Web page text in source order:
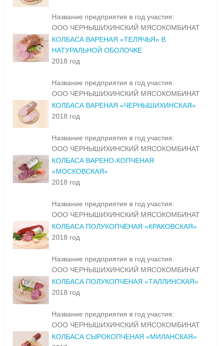
Название предприятия в год участия:
ООО ЧЕРНЫШИХИНСКИЙ МЯСОКОМБИНАТ
КОЛБАСА ВАРЕНАЯ «ТЕЛЯЧЬЯ» В
НАТУРАЛЬНОЙ ОБОЛОЧКЕ
2018 год
Название предприятия в год участия:
ООО ЧЕРНЫШИХИНСКИЙ МЯСОКОМБИНАТ
КОЛБАСА ВАРЕНАЯ «ЧЕРНЫШИХИНСКАЯ»
2018 год
Название предприятия в год участия:
ООО ЧЕРНЫШИХИНСКИЙ МЯСОКОМБИНАТ
КОЛБАСА ВАРЕНО-КОПЧЕНАЯ
«МОСКОВСКАЯ»
2018 год
Название предприятия в год участия:
ООО ЧЕРНЫШИХИНСКИЙ МЯСОКОМБИНАТ
КОЛБАСА ПОЛУКОПЧЕНАЯ «КРАКОВСКАЯ»
2018 год
Название предприятия в год участия:
ООО ЧЕРНЫШИХИНСКИЙ МЯСОКОМБИНАТ
КОЛБАСА ПОЛУКОПЧЕНАЯ «ТАЛЛИНСКАЯ»
2018 год
Название предприятия в год участия:
ООО ЧЕРНЫШИХИНСКИЙ МЯСОКОМБИНАТ
КОЛБАСА СЫРОКОПЧЕНАЯ «МИЛАНСКАЯ»